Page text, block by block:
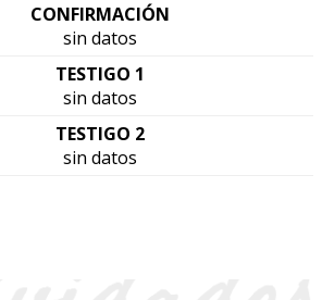
CONFIRMACIÓN
sin datos
TESTIGO 1
sin datos
TESTIGO 2
sin datos